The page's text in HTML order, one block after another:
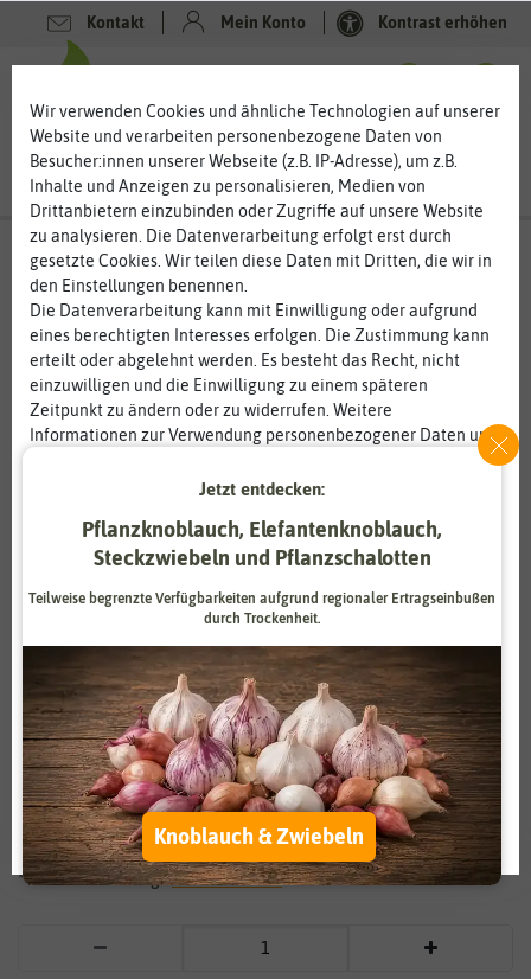
Kontakt Mein Konto Kontrast erhöhen
Vergrößern durch berühren
Rotes Basilikum
10,95 €
*
* inkl. 7% MwSt. zzgl.Versandkosten
Wir verwenden Cookies und ähnliche Technologien auf unserer
Website und verarbeiten personenbezogene Daten von
Besucher:innen unserer Webseite (z.B. IP-Adresse), um z.B.
Inhalte und Anzeigen zu personalisieren, Medien von
Drittanbietern einzubinden oder Zugriffe auf unsere Website
zu analysieren. Die Datenverarbeitung erfolgt erst durch
gesetzte Cookies. Wir teilen diese Daten mit Dritten, die wir in
den Einstellungen benennen.
Die Datenverarbeitung kann mit Einwilligung oder aufgrund
eines berechtigten Interesses erfolgen. Die Zustimmung kann
erteilt oder abgelehnt werden. Es besteht das Recht, nicht
einzuwilligen und die Einwilligung zu einem späteren
Zeitpunkt zu ändern oder zu widerrufen. Weitere
Informationen zur Verwendung personenbezogener Daten und
Essenziell Statistik
Zahlungsdienstleister Marketing
Externe Medien Funktional
Weitere Einstellungen
Alle akzeptieren
Alle ablehnen
Auswahl akzeptieren
Jetzt entdecken:
Pflanzknoblauch, Elefantenknoblauch,
Steckzwiebeln und Pflanzschalotten
Teilweise begrenzte Verfügbarkeiten aufgrund regionaler Ertragseinbußen
durch Trockenheit.
Knoblauch & Zwiebeln